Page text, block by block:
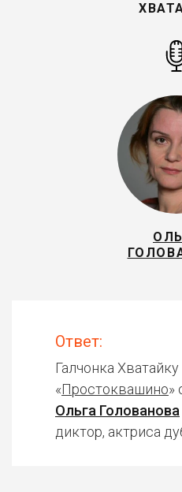
Ответ:
Галчонка
«Простоквашино»
Ольга Голованова
диктор, актриса